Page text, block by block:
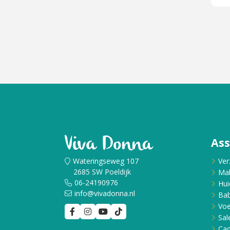
Wateringseweg 107
2685 SW Poeldijk
06-24190976
info@vivadonna.nl